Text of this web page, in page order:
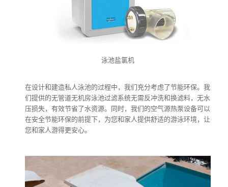
泳池盐氯机
在设计和建造私人泳池的过程中，我们充分考虑了节能环保。我
们提供的无管道无机房泳池过滤系统无需反冲洗和换滤料，无水
压损失，有效节省了水资源。同时，我们的空气源热泵设备可以
在安全节能环保的前提下，为您和家人提供舒适的游泳环境，让
您和家人游得更安心。